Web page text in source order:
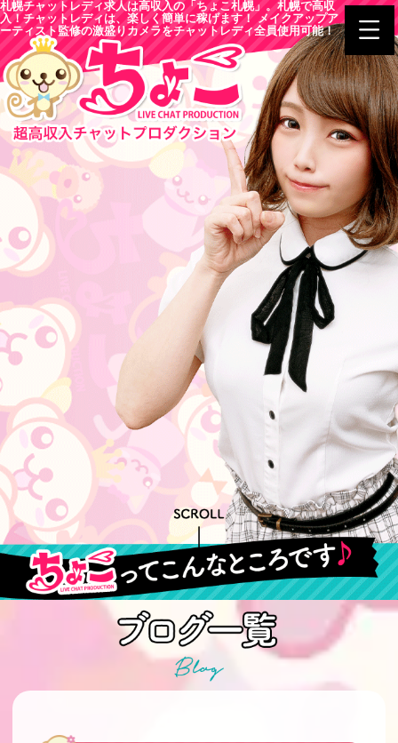
札幌チャットレディ求人は高収入の「ちょこ札幌」。札幌で高収
入！チャットレディは、楽しく簡単に稼げます！ メイクアップア
ーティスト監修の激盛りカメラをチャットレディ全員使用可能！